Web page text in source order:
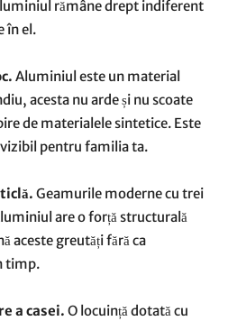
rămâne drept indiferent
în el.
Aluminiul este un material
acesta nu arde și nu scoate
de materialele sintetice. Este
pentru familia ta.
Geamurile moderne cu trei
are o forță structurală
aceste greutăți fără ca
timp.
a casei. O locuință dotată cu